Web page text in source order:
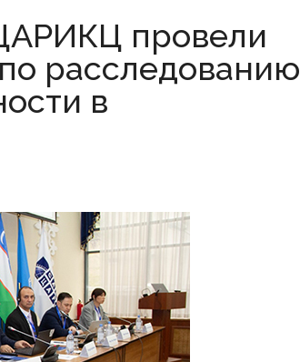
провели
расследованию
в